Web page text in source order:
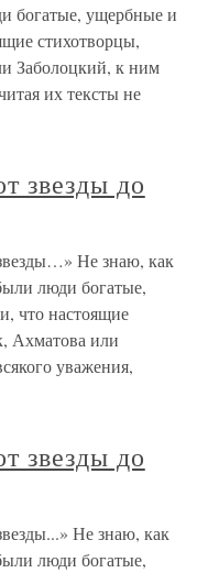
богатые, ущербные и
стихотворцы,
Заболоцкий, к ним
их тексты не
звезды до
Не знаю, как
люди богатые,
что настоящие
Ахматова или
уважения,
звезды до
Не знаю, как
люди богатые,